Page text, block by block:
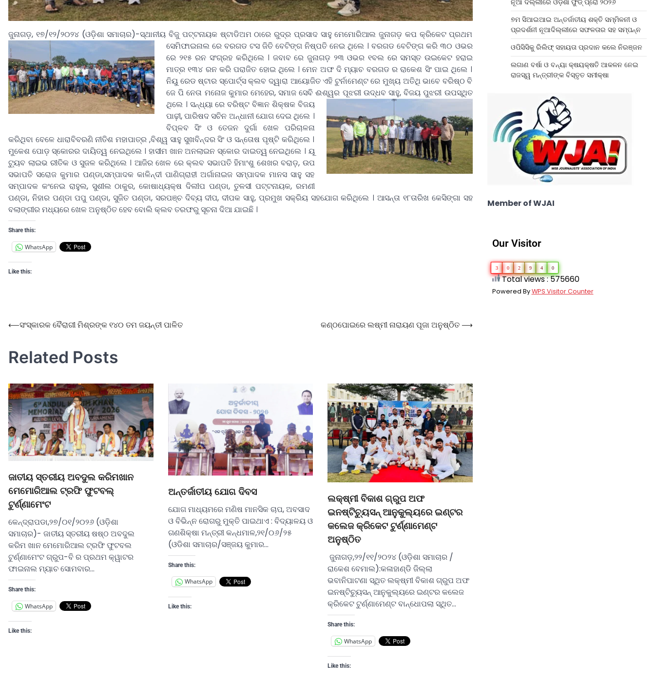
ଜୁନାଗଡ଼, ୧୭/୧୨/୨୦୨୪ (ଓଡ଼ିଶା ସମାଚାର)-ସ୍ଥାନୀୟ ବିଜୁ ପଟ୍ଟନାୟକ ଷ୍ଟାଡିଅମ ଠାରେ ରୁଦ୍ର ପ୍ରସାଦ ସାହୁ ମେମୋରିଆଲ ଜୁନାଗଡ଼ କପ କ୍ରିକେଟ ପ୍ରଥମ
ସେମିଫାଇନାଲ ରେ ବରଗଡ ଟସ ଜିତି ବେଟିଙ୍ଗ ନିଷ୍ପତି ନେଇ ଥିଲେ ।ବରଗଡ ବେଟିଙ୍ଗ କରି ୩୦ ଓଭର
ରେ ୨୧୫ ରନ ସଂଗ୍ରହ କରିଥିଲେ । ଜବାବ ରେ ଜୁନାଗଡ଼ ୨୩ ଓଭର ୧ବଲ ରେ ସମସ୍ତ ଉଇକେଟ ହରାଇ
ମାତ୍ର ୧୩୪ ରନ କରି ପରାଜିତ ହୋଇ ଥିଲେ । ମେନ ଅଫ ଦି ମ୍ୟାଚ ବରଗଡ ର ରାକେଶ ସିଂ ପାଇ ଥିଲେ ।
ନିୟୁ ରେଡ ଷ୍ଟାର ସ୍ପୋର୍ଟ୍ସ କ୍ଲବ ଦ୍ୱାରା ଆୟୋଜିତ ଏହି ଟୁର୍ନାମେଣ୍ଟ ରେ ମୁଖ୍ୟ ଅତିଥି ଭାବେ ବରିଷ୍ଠ ବି
ଜେ ପି ନେତା ମନୋଜ କୁମାର ମେହେର, ସମାଜ ସେବି ଈଶ୍ୱର ପୂଝରୀ ଉଦ୍ଧବ ସାହୁ, ବିଜୟ ପୁଝରୀ ଉପସ୍ଥିତ
ଥିଲେ । ସନ୍ଧ୍ୟା ରେ ବରିଷ୍ଟ ବିଜ୍ଞାନ ଶିକ୍ଷକ ବିଜୟ
ପାଢ଼ୀ, ପାରିଷଦ ସଚିନ ଅନ୍ଧାନୀ ଯୋଗ ଦେଇ ଥିଲେ ।
ବିପ୍ଳବ ସିଂ ଓ ତେଜନ ଦୁର୍ଗା ଖେଳ ପରିଚାଳନା
କରିଥିବା ବେଳେ ଧାରାବିବରଣି ନୀତିଶ ମହାପାତ୍ର ,ବିଶ୍ୱ ସାହୁ ସୁଖବିନ୍ଦର ସିଂ ଓ ସନ୍ତୋଷ ପୃଷ୍ଟି କରିଥିଲେ ।
ମୁକେଶ ପୋଡ଼ ସ୍କୋରର ଦାୟିତ୍ୱ ନେଇଥିଲେ । ହାସୀମ ଖାନ ଅନଲାଇନ ସ୍କୋର ଦାଇତ୍ୱ ନେଇଥିଲେ । ୟୂ
ଟ୍ୟୁବ ଲାଇଭ ରୀତିକ ଓ ସୁଜଳ କରିଥିଲେ । ଆଜିର ଖେଳ ରେ କ୍ଲବ ସଭାପତି ହିମାଂଶୁ ଶେଖର ବରାଡ଼, ଉପ
ସଭାପତି ସରୋଜ କୁମାର ପଣ୍ଡା,ସମ୍ପାଦକ କାଳିନ୍ଦୀ ପାଣିଗ୍ରାହୀ ଅର୍ଗାନାଇଜ ସମ୍ପାଦକ ମାନସ ସାହୁ ସହ
ସମ୍ପାଦକ କଂନେଇ ରାହୁଲ, ସୁଶୀଲ ଠାକୁର, କୋଷାଧ୍ୟକ୍ଷ ଦିଲୀପ ପଣ୍ଡା, ତୁଳସୀ ପଟ୍ଟନାୟକ, ରମଣୀ
ପଣ୍ଡା, ନିହାର ପଣ୍ଡା ପପୁ ପଣ୍ଡା, ସୁଜିତ ପଣ୍ଡା, ସରପଞ୍ଚ ଦିବ୍ୟ ଦୀପ, ଦୀପକ ସାହୁ, ପ୍ରମୁଖ ସକ୍ରିୟ ସହଯୋଗ କରିଥିଲେ । ଆସନ୍ତା ୧୮ତାରିଖ କେସିଙ୍ଗା ସହ
ବଲାଙ୍ଗୀର ମଧ୍ୟରେ ଖେଳ ଅନୁଷ୍ଠିତ ହେବ ବୋଲି କ୍ଲବ ତରଫରୁ ସୂଚନା ଦିଆ ଯାଇଛି ।
Share this:
WhatsApp
Like this:
⟵ସଂସ୍କାରକ ବୈରାଗୀ ମିଶ୍ରଙ୍କ ୧୪୦ ତମ ଜୟନ୍ତୀ ପାଳିତ କଣ୍ଠପୋଇରେ ଲଷ୍ମୀ ନାରାୟଣ ପୂଜା ଅନୁଷ୍ଠିତ ⟶
Related Posts
ଜାତୀୟ ସ୍ତରୀୟ ଅବଦୁଲ କରିମଖାନ
ମେମୋରିଆଲ ଟ୍ରଫି ଫୁଟବଲ୍
ଟୁର୍ଣ୍ଣାମେଂଟ
କେନ୍ଦ୍ରାପଡା,୨୭/୦୧/୨୦୨୬ (ଓଡ଼ିଶା
ସମାଚାର)- ଜାତୀୟ ସ୍ତରୀୟ ଷଷ୍ଠ ଅବଦୁଲ
କରିମ ଖାନ ମେମୋରିଆଲ ଟ୍ରଫି ଫୁଟବଲ
ଟୁର୍ଣ୍ଣାମେଂଟ ଗ୍ରୁପ-ବି ର ପ୍ରଥମ କ୍ୱାଟର
ଫାଇନାଲ ମ୍ୟାଚ ସୋମବାର…
Share this:
WhatsApp
Like this:
ଅନ୍ତର୍ଜାତୀୟ ଯୋଗ ଦିବସ
ଯୋଗ ମାଧ୍ୟମରେ ମଣିଷ ମାନସିକ ଚାପ, ଅବସାଦ
ଓ ବିଭିନ୍ନ ରୋଗରୁ ମୁକ୍ତି ପାଇଥାଏ : ବିଦ୍ୟାଳୟ ଓ
ଗଣଶିକ୍ଷା ମନ୍ତ୍ରୀ କନ୍ଧମାଳ,୨୧/୦୬/୨୫
(ଓଡିଶା ସମାଚାର/ସଞ୍ଜୟ କୁମାର…
Share this:
WhatsApp
Like this:
ଲକ୍ଷ୍ମୀ ବିକାଶ ଗ୍ରୁପ ଅଫ
ଇନଷ୍ଟିଚ୍ୟୁସନ୍ ଆନୁକୁଲ୍ୟରେ ଇଣ୍ଟର
କଲେଜ କ୍ରିକେଟ ଟୁର୍ଣ୍ଣାମେଣ୍ଟ
ଅନୁଷ୍ଠିତ
ଜୁନାଗଡ଼,୨୨/୧୧/୨୦୨୪ (ଓଡ଼ିଶା ସମାଚାର /
ରାକେଶ ବେମାଲ):କଳାହାଣ୍ଡି ଜିଲ୍ଲା
ଭବାନିପାଟଣା ସ୍ଥିତ ଲକ୍ଷ୍ମୀ ବିକାଶ ଗ୍ରୁପ ଅଫ
ଇନଷ୍ଟିଚ୍ୟୁସନ୍ ଆନୁକୁଲ୍ୟରେ ଇଣ୍ଟର କଲେଜ
କ୍ରିକେଟ ଟୁର୍ଣ୍ଣାମେଣ୍ଟ ବାନ୍ଧୋପଲା ସ୍ଥିତ…
Share this:
WhatsApp
Like this:
ନୂଆ ଦିଲ୍ଲୀରେ ଓଡ଼ିଶା ଫୁଡ୍ ପ୍ରୋ ୨୦୨୬
୭ମ ସିଆଇଆଇ ଅନ୍ତର୍ଜାତୀୟ ଶକ୍ତି ସମ୍ମିଳନୀ ଓ
ପ୍ରଦର୍ଶନୀ ନୂଆଦିଲ୍ଲୀରେ ସଫଳତାର ସହ ସମ୍ପନ୍ନ
ଓପିସିସିକୁ ରିଲିଫ୍ ସହାୟତା ପ୍ରଦାନ କଲେ ନିରଞ୍ଜନ
ଲଗାଣ ବର୍ଷା ଓ ବନ୍ୟା କ୍ଷୟକ୍ଷତି ଆକଳନ ନେଇ
ରାଜସ୍ୱ ମନ୍ତ୍ରୀଙ୍କ ବିସ୍ତୃତ ସମୀକ୍ଷା
Member of WJAI
Our Visitor
3 0 2 9 4 0
Total views : 575660
Powered ByWPS Visitor Counter